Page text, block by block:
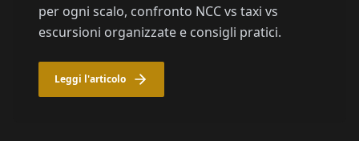
per ogni scalo, confronto NCC vs taxi vs
escursioni organizzate e consigli pratici.
Leggi l'articolo